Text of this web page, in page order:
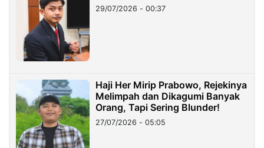
29/07/2026 - 00:37
Haji Her Mirip Prabowo, Rejekinya
Melimpah dan Dikagumi Banyak
Orang, Tapi Sering Blunder!
27/07/2026 - 05:05